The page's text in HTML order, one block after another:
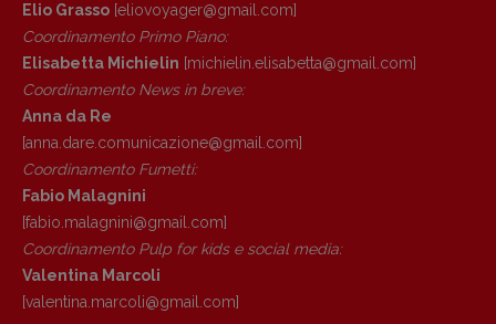
Elio Grasso [eliovoyager@gmail.com]
Coordinamento Primo Piano:
Elisabetta Michielin [michielin.elisabetta@gmail.com]
Coordinamento News in breve:
Anna da Re
[anna.dare.comunicazione@gmail. com]
Coordinamento Fumetti:
Fabio Malagnini
[fabio.malagnini@gmail. com]
Coordinamento Pulp for kids e social media:
Valentina Marcoli
[valentina.marcoli@gmail. com]